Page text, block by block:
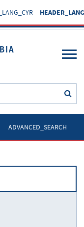
ADVANCED_SEARCH